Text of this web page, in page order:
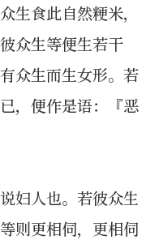
生食此自然粳米，
众生等便生若干
众生而生女形。若
，便作是语：『恶
妇人也。若彼众生
则更相伺，更相伺